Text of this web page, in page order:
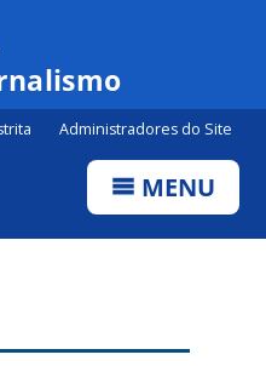
Administradores do Site
MENU